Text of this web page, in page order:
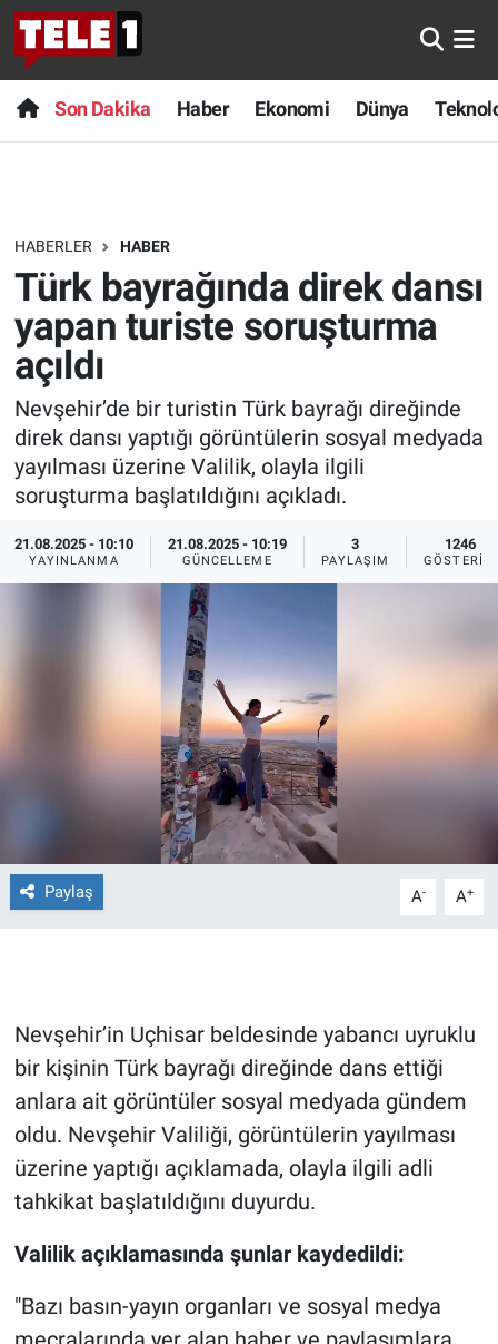
Son Dakika Haber Ekonomi Dünya
HABERLER HABER
Türk bayrağında direk dansı
yapan turiste soruşturma
açıldı
Nevşehir’de bir turistin Türk bayrağı direğinde
direk dansı yaptığı görüntülerin sosyal medyada
yayılması üzerine Valilik, olayla ilgili
soruşturma başlatıldığını açıkladı.
21.08.2025 - 10:10
YAYINLANMA
21.08.2025 - 10:19
GÜNCELLEME
3
PAYLAŞIM
1246
GÖSTERIM
Paylaş A- A+
Nevşehir’in Uçhisar beldesinde yabancı uyruklu
bir kişinin Türk bayrağı direğinde dans ettiği
anlara ait görüntüler sosyal medyada gündem
oldu. Nevşehir Valiliği, görüntülerin yayılması
üzerine yaptığı açıklamada, olayla ilgili adli
tahkikat başlatıldığını duyurdu.
Valilik açıklamasında şunlar kaydedildi:
"Bazı basın-yayın organları ve sosyal medya
Anında Manşet
Başka Sohbetler
Bilim turu
Bilim ve Teknoloji Evreni
Doğa Konuşuyor
Dünya
Ege Saati
Ege'den Esintiler
Forum
Gerçeğin İzinde
Gün Başlıyor
Gündem Özel
Günün görüntüsü
Haber
Koronavirüs
Son Dakika
Haber
Dünya
Teknoloji
Sağlık
Spor
Yayın Akışı
İletişim
Nöbetçi Eczaneler
Hava Durumu
Trafik Durumu
Süper Lig Puan Durumu ve Fikstür
Tüm Manşetler
Son Dakika Haberleri
Haber Arşivi